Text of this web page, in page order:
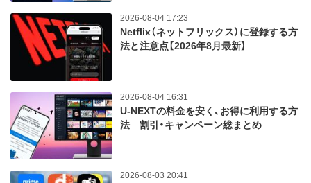
2026-08-04 17:23
Netflix（ネットフリックス）に登録する方
法と注意点【2026年8月最新】
2026-08-04 16:31
U-NEXTの料金を安く、お得に利用する方
法 割引・キャンペーン総まとめ
2026-08-03 20:41